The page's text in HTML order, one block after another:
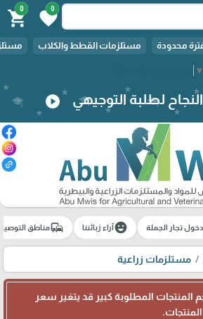
▼
0
favorite
0
shopping_cart
محدودة مستلزمات القطط والكلاب
لطلبة التوجيهي play_circle
دخول تجار الجملة emoji_emotionsآراء زبائننا commuteمناطق
مستلزمات زراعية
المطلوبة كبير قد يتغير سعر